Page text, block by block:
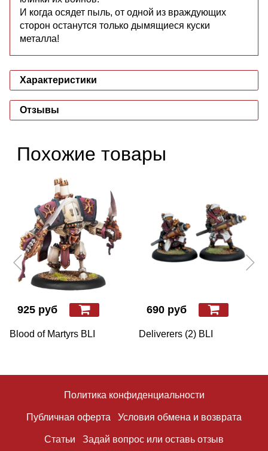
И когда осядет пыль, от одной из враждующих
сторон останутся только дымящиеся куски
металла!
Характеристики
Отзывы
Похожие товары
925 руб
Blood of Martyrs BLI
690 руб
Deliverers (2) BLI
Политика конфиденциальности
Публичная оферта Условия обмена и возврата
Статьи Задай вопрос или оставь отзыв